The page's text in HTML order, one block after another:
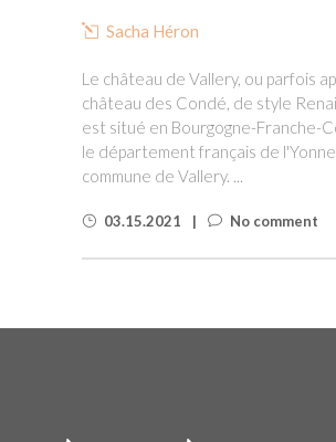
Sacha Héron
Le château de Vallery, ou parfois
château des Condé, de style
est situé en Bourgogne-Franche-
le département français de
commune de Vallery. ...
03.15.2021 No comment